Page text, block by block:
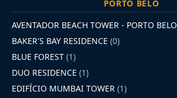
PORTO BELO
AVENTADOR BEACH TOWER - PORTO BELO
BAKER'S BAY RESIDENCE (0)
BLUE FOREST (1)
DUO RESIDENCE (1)
EDIFÍCIO MUMBAI TOWER (1)